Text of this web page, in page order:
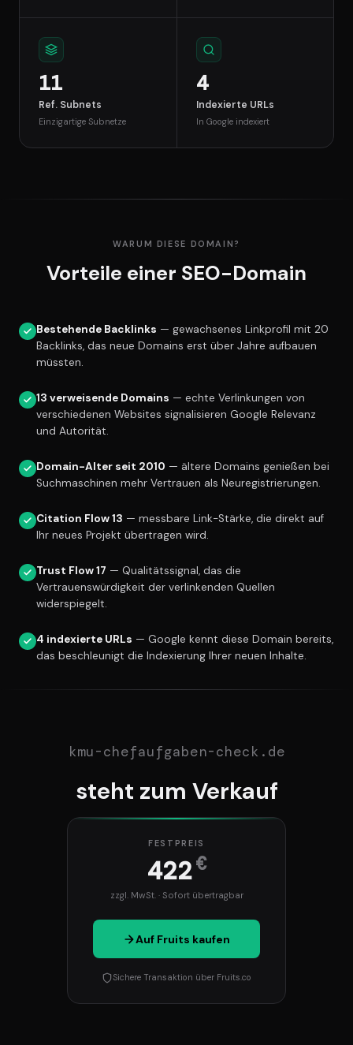
11
Ref. Subnets
Einzigartige Subnetze
4
Indexierte URLs
In Google indexiert
WARUM DIESE DOMAIN?
Vorteile einer SEO-Domain
Bestehende Backlinks — gewachsenes Linkprofil mit 20
Backlinks, das neue Domains erst über Jahre aufbauen
müssten.
13 verweisende Domains — echte Verlinkungen von
verschiedenen Websites signalisieren Google Relevanz
und Autorität.
Domain-Alter seit 2010 — ältere Domains genießen bei
Suchmaschinen mehr Vertrauen als Neuregistrierungen.
Citation Flow 13 — messbare Link-Stärke, die direkt auf
Ihr neues Projekt übertragen wird.
Trust Flow 17 — Qualitätssignal, das die
Vertrauenswürdigkeit der verlinkenden Quellen
widerspiegelt.
4 indexierte URLs — Google kennt diese Domain bereits,
das beschleunigt die Indexierung Ihrer neuen Inhalte.
kmu-chefaufgaben-check.de
steht zum Verkauf
FESTPREIS
422€
zzgl. MwSt. · Sofort übertragbar
Auf Fruits kaufen
Sichere Transaktion über Fruits.co